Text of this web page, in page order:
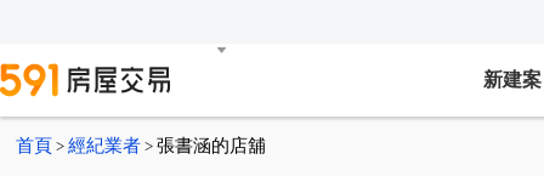
新建案
首頁 > 經紀業者 > 張書涵的店舖